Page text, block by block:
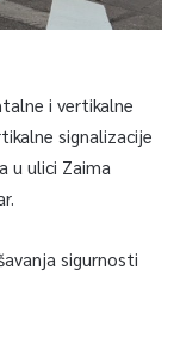
i vertikalne
signalizacije
u ulici Zaima
sigurnosti